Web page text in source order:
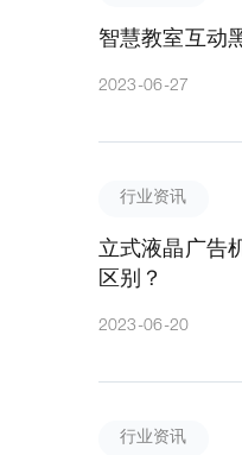
智慧教室互动
2023-06-27
行业资讯
立式液晶广告
区别？
2023-06-20
行业资讯